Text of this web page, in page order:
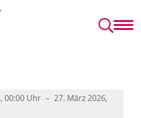
00:00 Uhr
27. März 2026,